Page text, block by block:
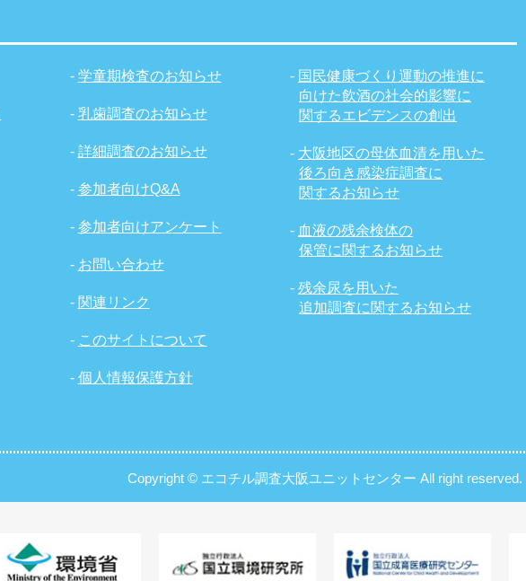
- 学童期検査のお知らせ
- 乳歯調査のお知らせ
- 詳細調査のお知らせ
- 参加者向けQ&A
- 参加者向けアンケート
- お問い合わせ
- 関連リンク
- このサイトについて
- 個人情報保護方針
- 国民健康づくり運動の推進に
向けた飲酒の社会的影響に
関するエビデンスの創出
- 大阪地区の母体血清を用いた
後ろ向き感染症調査に
関するお知らせ
- 血液の残余検体の
保管に関するお知らせ
-残余尿を用いた
追加調査に関するお知らせ
Copyright © エコチル調査大阪ユニットセンター All right reserved.